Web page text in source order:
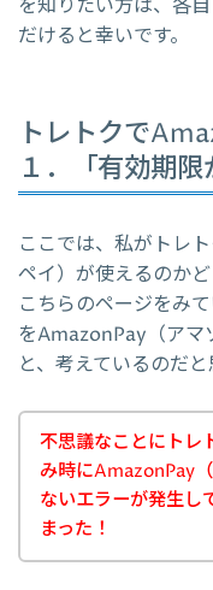
を知りたい方は、各
だけると幸いです。
トレトクで
１．「有効期限
ここでは、私がトレ
ペイ）が使えるのか
こちらのページをみ
をAmazonPay（アマ
と、考えているのだ
不思議なことにトレ
み時にAmazonPay
ないエラーが発生し
まった！